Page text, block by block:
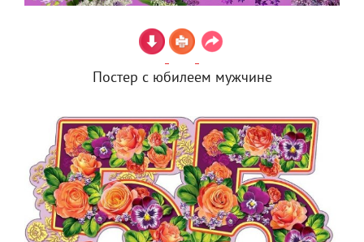
Постер с юбилеем мужчине